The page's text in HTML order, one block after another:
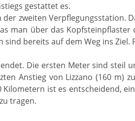
gestattet es.
zweiten Verpflegungsstation.
man über das
bereits auf dem Weg ins
Die ersten Meter sind steil
Anstieg von Lizzano (160 m)
ist es entscheidend,
tragen.